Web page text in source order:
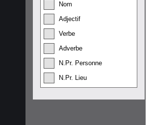
Nom
Adjectif
Verbe
Adverbe
N.Pr. Personne
N.Pr. Lieu